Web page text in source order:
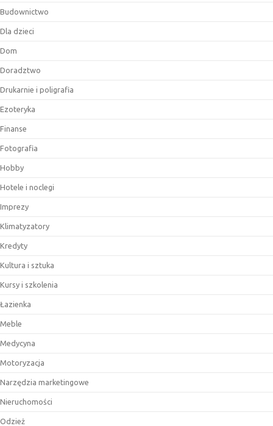
Budownictwo
Dla dzieci
Dom
Doradztwo
Drukarnie i poligrafia
Ezoteryka
Finanse
Fotografia
Hobby
Hotele i noclegi
Imprezy
Klimatyzatory
Kredyty
Kultura i sztuka
Kursy i szkolenia
Łazienka
Meble
Medycyna
Motoryzacja
Narzędzia marketingowe
Nieruchomości
Odzież